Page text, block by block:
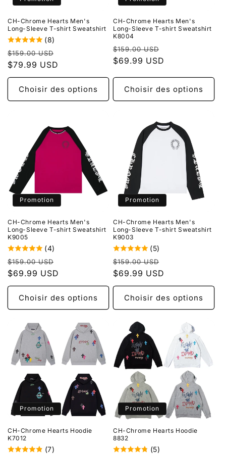
o
n
:
CH-Chrome Hearts Men's
Long-Sleeve T-shirt Sweatshirt
(8)
Prix
habituel
$159.00 USD
promotionnel
$79.99 USD
Choisir des options
CH-Chrome Hearts Men's
Long-Sleeve T-shirt Sweatshirt
K8004
Prix
habituel
$159.00 USD
$69.99 USD
Choisir des options
Promotion
CH-Chrome Hearts Men's
Long-Sleeve T-shirt Sweatshirt
K9005
(4)
Prix
habituel
$159.00 USD
promotionnel
$69.99 USD
Choisir des options
Promotion
CH-Chrome Hearts Men's
Long-Sleeve T-shirt Sweatshirt
K9003
(5)
Prix
habituel
$159.00 USD
$69.99 USD
Choisir des options
Promotion
CH-Chrome Hearts Hoodie
K7012
(7)
Promotion
CH-Chrome Hearts Hoodie
8832
(5)